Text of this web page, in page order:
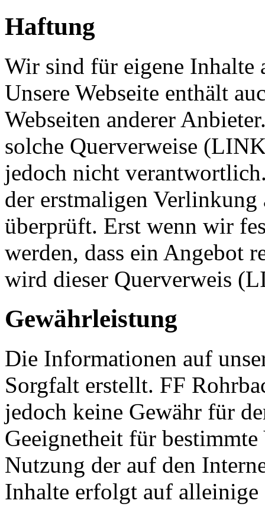
Haftung
Wir sind für eigene Inhalte
Unsere Webseite enthält
Webseiten anderer
solche Querverweise
jedoch nicht
der erstmaligen
überprüft. Erst wenn wir
werden, dass ein Angebot
wird dieser Querverweis
Gewährleistung
Die Informationen auf
Sorgfalt erstellt. FF
jedoch keine Gewähr für
Geeignetheit für
Nutzung der auf den
Inhalte erfolgt auf alleinige